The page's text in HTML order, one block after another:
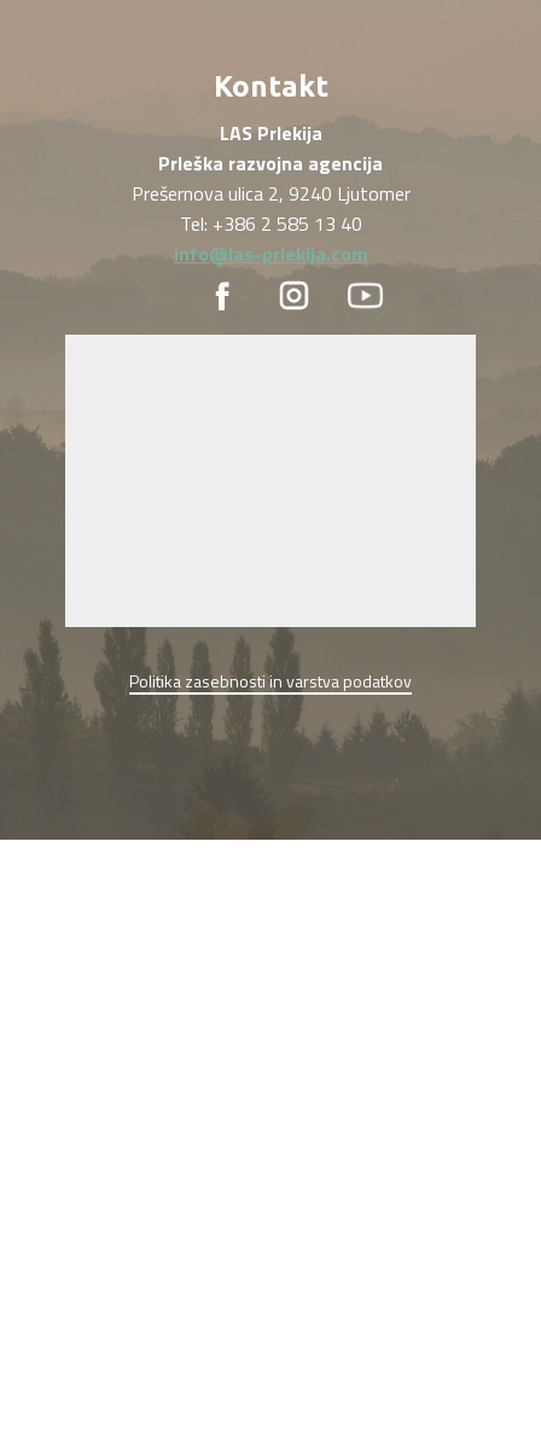
Kontakt
LAS Prlekija
Prleška razvojna agencija
Prešernova ulica 2, 9240 Ljutomer
Tel: +386 2 585 13 40
info@las-prlekija.com
Politika zasebnosti in varstva podatkov